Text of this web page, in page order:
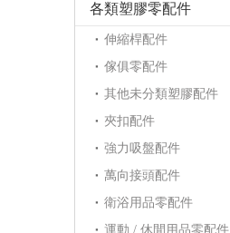
各類塑膠零配件
伸縮桿配件
傢俱零配件
其他未分類塑膠配件
夾扣配件
強力吸盤配件
萬向接頭配件
衛浴用品零配件
運動 / 休閒用品零配件